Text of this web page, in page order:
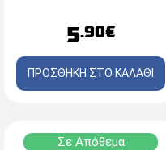
5.90€
ΠΡΟΣΘΗΚΗ ΣΤΟ ΚΑΛΑΘΙ
Σε Απόθεμα